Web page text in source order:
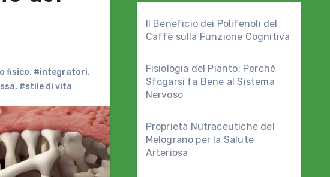
fisico, #integratori,
, #stile di vita
Il Beneficio dei Polifenoli del
Caffè sulla Funzione Cognitiva
Fisiologia del Pianto: Perché
Sfogarsi fa Bene al Sistema
Nervoso
Proprietà Nutraceutiche del
Melograno per la Salute
Arteriosa